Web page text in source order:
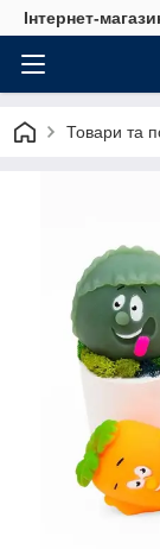
Інтернет-
Товари та